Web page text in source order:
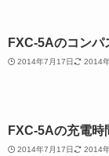
FXC-5Aのコンパ
2014年7月17日 2014
FXC-5Aの充電時
2014年7月17日 2014